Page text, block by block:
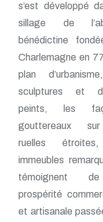
s’est développé
sillage de
bénédictine
Charlemagne en
plan
sculptures et
peints, les
gouttereaux
ruelles
immeubles
témoignent
prospérité
et artisanale